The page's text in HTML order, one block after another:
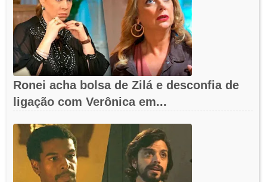
Ronei acha bolsa de Zilá e desconfia de
ligação com Verônica em...